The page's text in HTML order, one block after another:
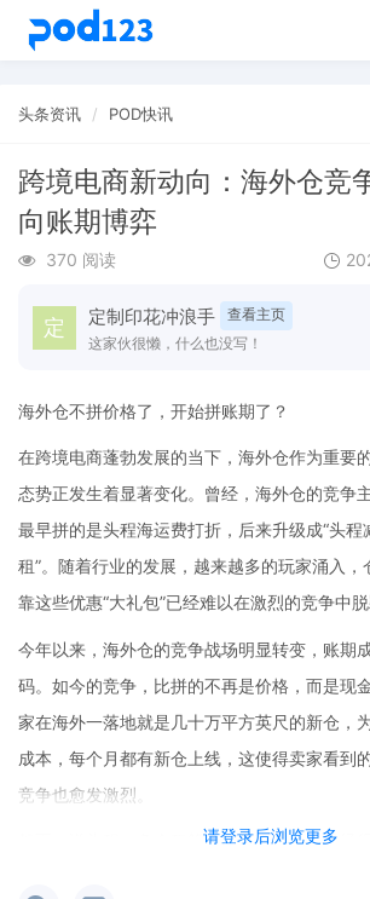
头条资讯 POD快讯
跨境电商新动向：海外仓竞
向账期博弈
370 阅读
定制印花冲浪手
查看主页
这家伙很懒，什么也没写！
请登录后浏览更多
海外仓不拼价格了，开始拼账期了？
在跨境电商蓬勃发展的当下，海外仓作为重要
态势正发生着显著变化。曾经，海外仓的竞争
最早拼的是头程海运费打折，后来升级成“头程
租”。随着行业的发展，越来越多的玩家涌入
靠这些优惠“大礼包”已经难以在激烈的竞争中脱
今年以来，海外仓的竞争战场明显转变，账期
码。如今的竞争，比拼的不再是价格，而是现
家在海外一落地就是几十万平方英尺的新仓，
成本，每个月都有新仓上线，这使得卖家看到
竞争也愈发激烈。
然而，送头程、免仓租等传统优惠手段，已经